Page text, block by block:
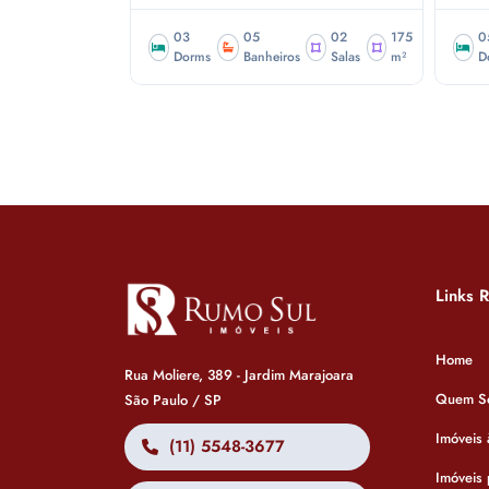
03
Dorms
05
Banheiros
02
Salas
175
m²
Rua Moliere, 389 - Jardim Marajoara
São Paulo / SP
(11) 5548-3677
Links
Home
Quem
Imóveis
Imóveis